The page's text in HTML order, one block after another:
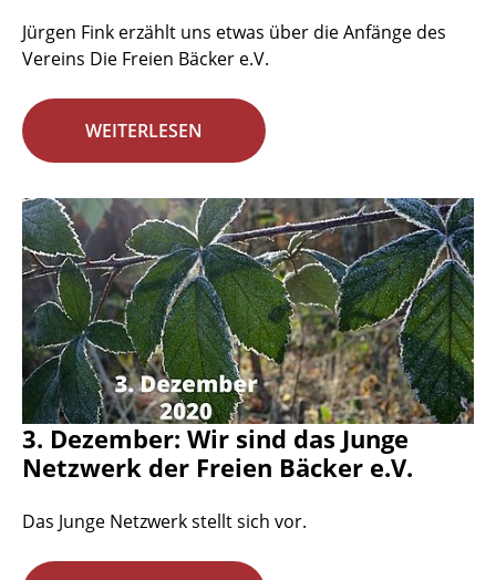
Jürgen Fink erzählt uns etwas über die Anfänge des
Vereins Die Freien Bäcker e.V.
WEITERLESEN
3. Dezember: Wir sind das Junge
Netzwerk der Freien Bäcker e.V.
Das Junge Netzwerk stellt sich vor.